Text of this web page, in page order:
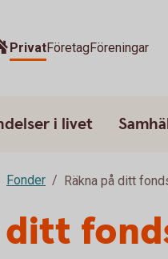
PrivatFöretagFöreningar
i livet
Fonder Räkna på ditt
ditt